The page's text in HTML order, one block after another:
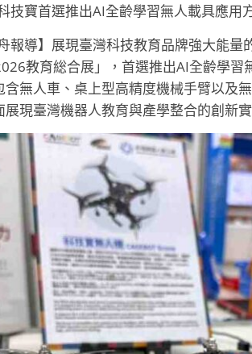
技寶首選推出AI全齡學習無人載具應用
報導】展現臺灣科技教育品牌強大能
教育総合展」，首選推出AI全齡學
無人車、桌上型高精度機械手臂以及
現臺灣機器人教育與產學整合的創新實